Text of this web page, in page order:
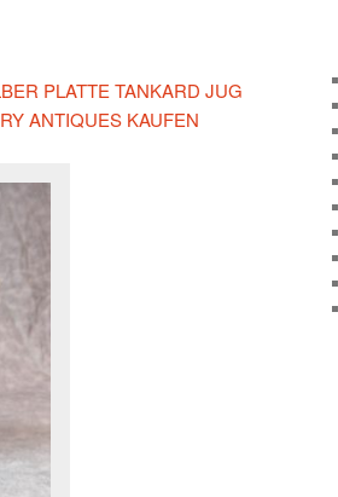
PLATTE TANKARD JUG
ANTIQUES KAUFEN